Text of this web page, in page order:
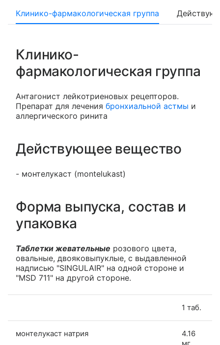
Клинико-фармакологическая группа
Клинико-
фармакологическая группа
Антагонист лейкотриеновых рецепторов.
Препарат для лечения бронхиальной астмы и
аллергического ринита
Действующее вещество
- монтелукаст (montelukast)
Форма выпуска, состав и
упаковка
Таблетки жевательные розового цвета,
овальные, двояковыпуклые, с выдавленной
надписью "SINGULAIR" на одной стороне и
"MSD 711" на другой стороне.
1 таб.
монтелукаст натрия
4.16